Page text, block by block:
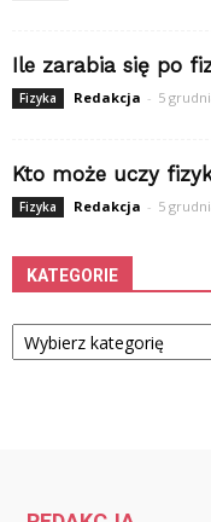
Ile zarabia się po
Fizyka Redakcja - 5
Kto może uczy
Fizyka Redakcja - 5
KATEGORIE
Kategorie